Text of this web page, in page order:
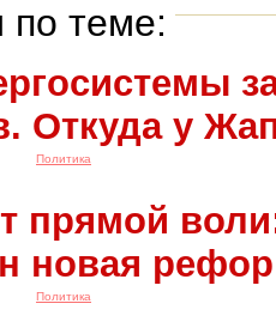
теме:
Откуда у
Политика
прямой
новая
Политика